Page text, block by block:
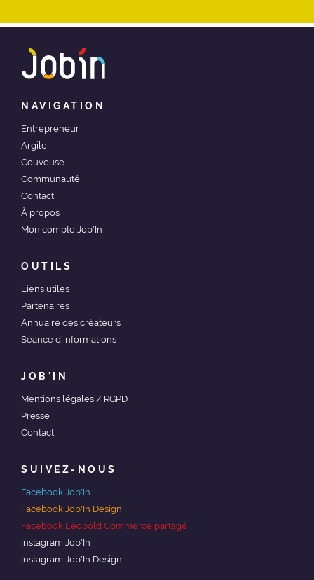
NAVIGATION
Entrepreneur
Argile
Couveuse
Communauté
Contact
À propos
Mon compte Job'In
OUTILS
Liens utiles
Partenaires
Annuaire des créateurs
Séance d'informations
JOB'IN
Mentions légales / RGPD
Presse
Contact
SUIVEZ-NOUS
Facebook Job'In
Facebook Job'In Design
Facebook Léopold Commerce partagé
Instagram Job'In
Instagram Job'In Design